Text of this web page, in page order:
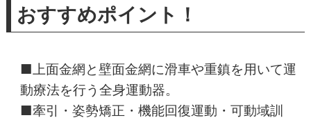
おすすめポイント！
■上面金網と壁面金網に滑車や重鎮を用いて運
動療法を行う全身運動器。
■牽引・姿勢矯正・機能回復運動・可動域訓